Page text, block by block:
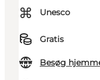
⌘ Unesco
Gratis
Besøg